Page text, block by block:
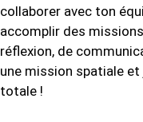
collaborer avec ton
accomplir des
réflexion, de
une mission spatiale et
totale !